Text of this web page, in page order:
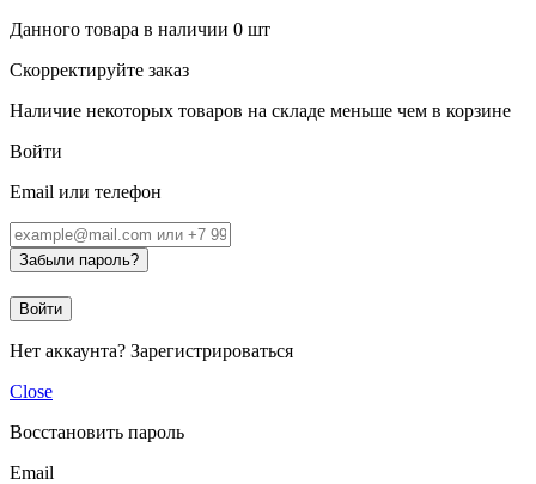
Данного товара в наличии 0 шт
Скорректируйте заказ
Наличие некоторых товаров на складе меньше чем в корзине
Войти
Email или телефон
Забыли пароль?
Войти
Нет аккаунта? Зарегистрироваться
Close
Восстановить пароль
Email